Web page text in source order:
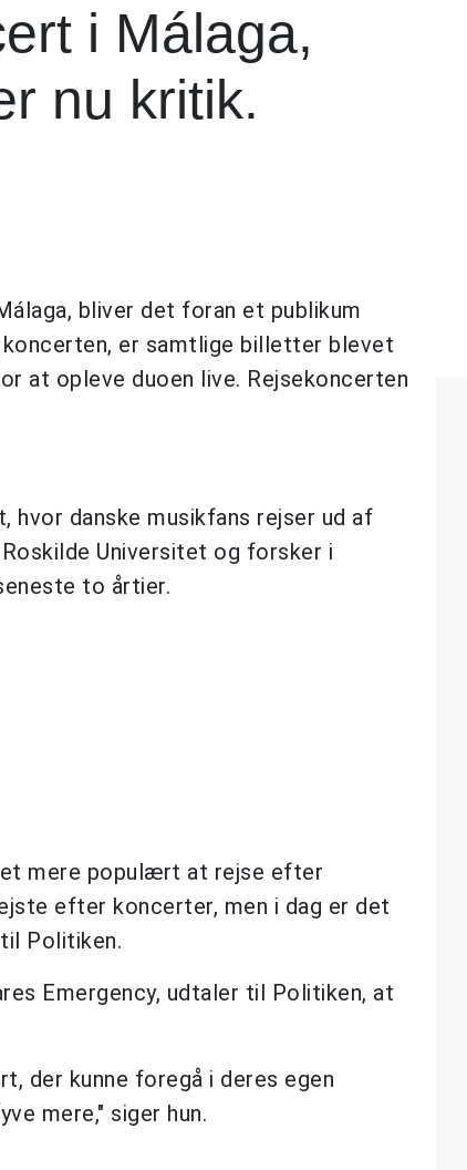
i Málaga,
nu kritik.
bliver det foran et publikum
er samtlige billetter blevet
at opleve duoen live. Rejsekoncerten
danske musikfans rejser ud af
Universitet og forsker i
to årtier.
mere populært at rejse efter
efter koncerter, men i dag er det
Politiken.
Emergency, udtaler til Politiken, at
der kunne foregå i deres egen
mere," siger hun.